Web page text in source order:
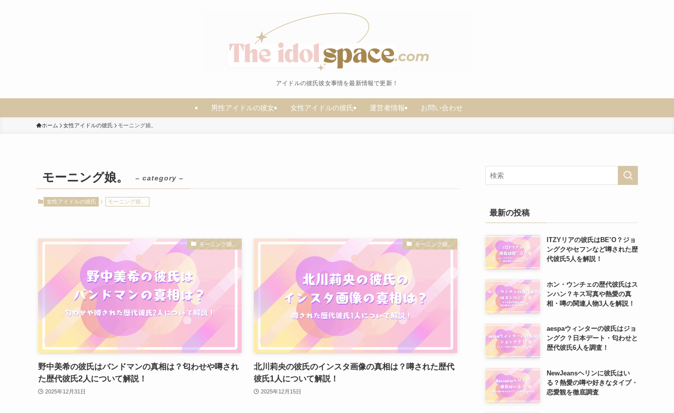
アイドルの彼氏彼女事情を最新情報で更新！
男性アイドルの彼女 女性アイドルの彼氏 運営者情報 お問い合わせ
ホーム 女性アイドルの彼氏 モーニング娘。
モーニング娘。 – category –
女性アイドルの彼氏 モーニング娘。
モーニング娘。
野中美希の彼氏はバンドマンの真相は？匂わせや噂され
た歴代彼氏2人について解説！
2025年12月31日
モーニング娘。
北川莉央の彼氏のインスタ画像の真相は？噂された歴代
彼氏1人について解説！
2025年12月15日
最新の投稿
ITZYリアの彼氏はBE’O？ジョ
ングクやセフンなど噂された歴
代彼氏5人を解説！
ホン・ウンチェの歴代彼氏はス
ンハン？キス写真や熱愛の真
相・噂の関連人物3人を解説！
aespaウィンターの彼氏はジョ
ングク？日本デート・匂わせと
歴代彼氏6人を調査！
NewJeansヘリンに彼氏はい
る？熱愛の噂や好きなタイプ・
恋愛観を徹底調査